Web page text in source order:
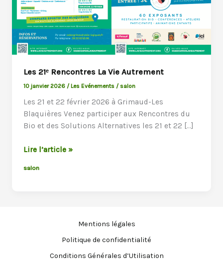
Les 21ᵉ Rencontres La Vie Autrement
10 janvier 2026 /Les Evénements /salon
Les 21 et 22 février 2026 à Grimaud-Les
Blaquières Venez participer aux Rencontres du
Bio et des Solutions Alternatives les 21 et 22 […]
Les
Rencontres
Lire l’article »
salon
Mentions légales
Politique de confidentialité
Conditions Générales d’Utilisation